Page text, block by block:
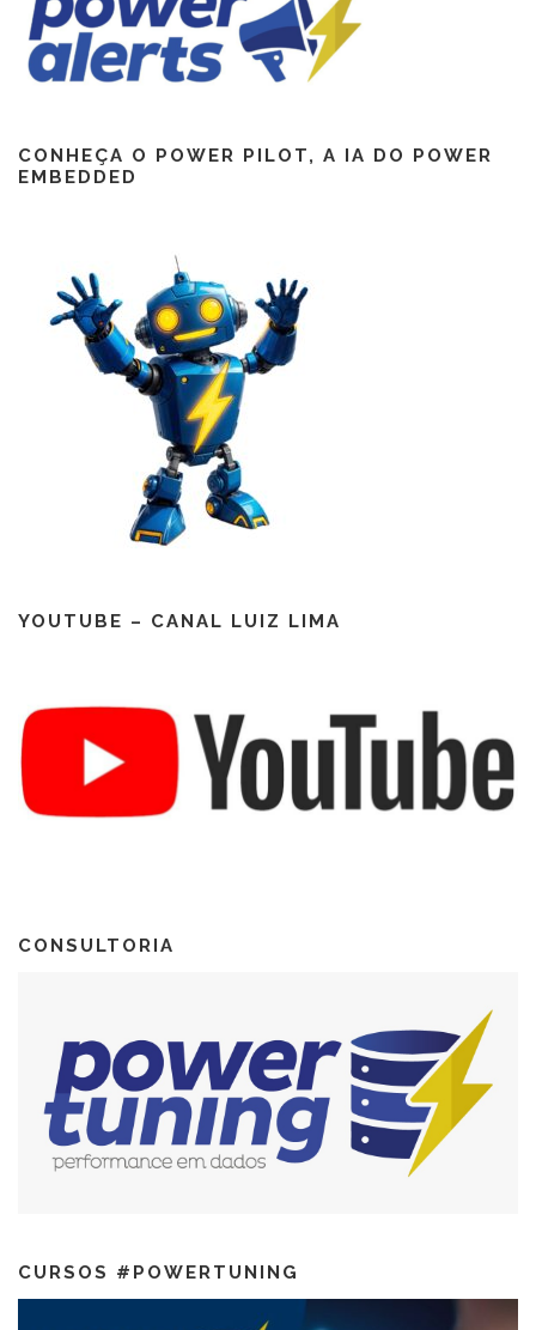
CONHEÇA O POWER PILOT, A IA DO POWER
EMBEDDED
YOUTUBE – CANAL LUIZ LIMA
CONSULTORIA
CURSOS #POWERTUNING